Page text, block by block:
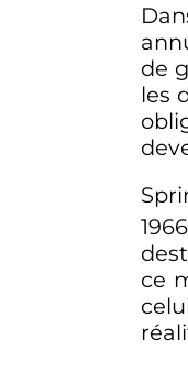
de
les
ce